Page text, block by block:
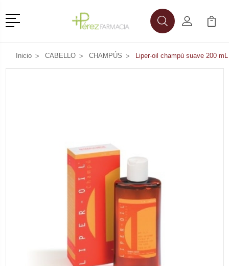
Menú
BuscarMi Cuenta
Mi
Inicio CABELLO CHAMPÚS Liper-oil champú suave 200 mL